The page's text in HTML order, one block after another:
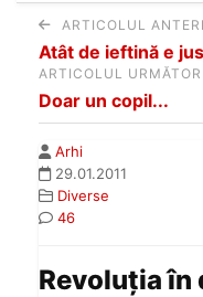
ARTICOLUL
Atât de ieftină e
ARTICOLUL URMĂTOR
Doar un copil...
Arhi
29.01.2011
Diverse
46
Revoluţia în